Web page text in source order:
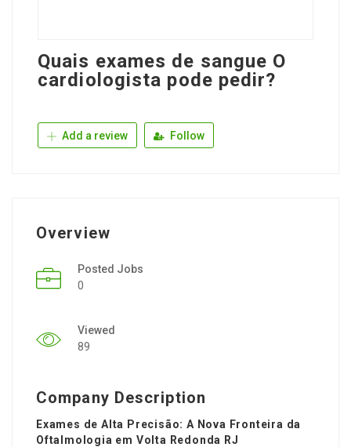
Quais exames de sangue O
cardiologista pode pedir?
Add a review Follow
Overview
Posted Jobs
0
Viewed
89
Company Description
Exames de Alta Precisão: A Nova Fronteira da
Oftalmologia em Volta Redonda RJ